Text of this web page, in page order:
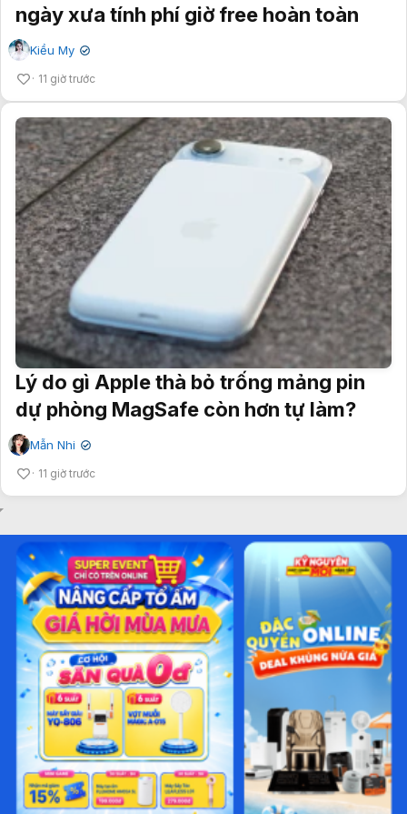
ngày xưa tính phí giờ free hoàn toàn
Kiều My ✔
11 giờ trước
Lý do gì Apple thà bỏ trống mảng pin
dự phòng MagSafe còn hơn tự làm?
Mẫn Nhi ✔
11 giờ trước